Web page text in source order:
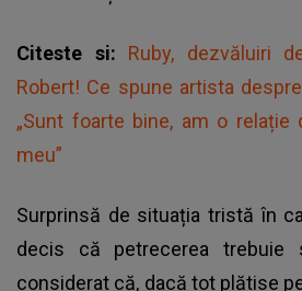
Citeste si: Ruby, dezvăluiri
Robert! Ce spune artista
„Sunt foarte bine, am o relație
meu”
Surprinsă de situația tristă în
decis că petrecerea trebuie
considerat că, dacă tot plătise